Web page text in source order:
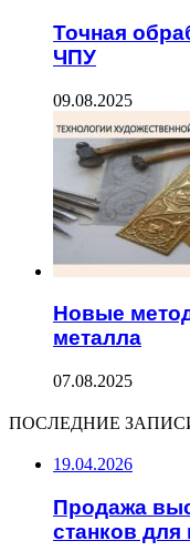
Точная
ЧПУ
09.08.2025
Новые
металла
07.08.2025
ПОСЛЕДНИЕ
19.04.2026
Продажа
станков для